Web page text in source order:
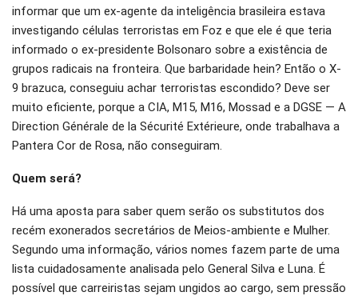
informar que um ex-agente da inteligência brasileira estava
investigando células terroristas em Foz e que ele é que teria
informado o ex-presidente Bolsonaro sobre a existência de
grupos radicais na fronteira. Que barbaridade hein? Então o X-
9 brazuca, conseguiu achar terroristas escondido? Deve ser
muito eficiente, porque a CIA, M15, M16, Mossad e a DGSE — A
Direction Générale de la Sécurité Extérieure, onde trabalhava a
Pantera Cor de Rosa, não conseguiram.
Quem será?
Há uma aposta para saber quem serão os substitutos dos
recém exonerados secretários de Meios-ambiente e Mulher.
Segundo uma informação, vários nomes fazem parte de uma
lista cuidadosamente analisada pelo General Silva e Luna. É
possível que carreiristas sejam ungidos ao cargo, sem pressão